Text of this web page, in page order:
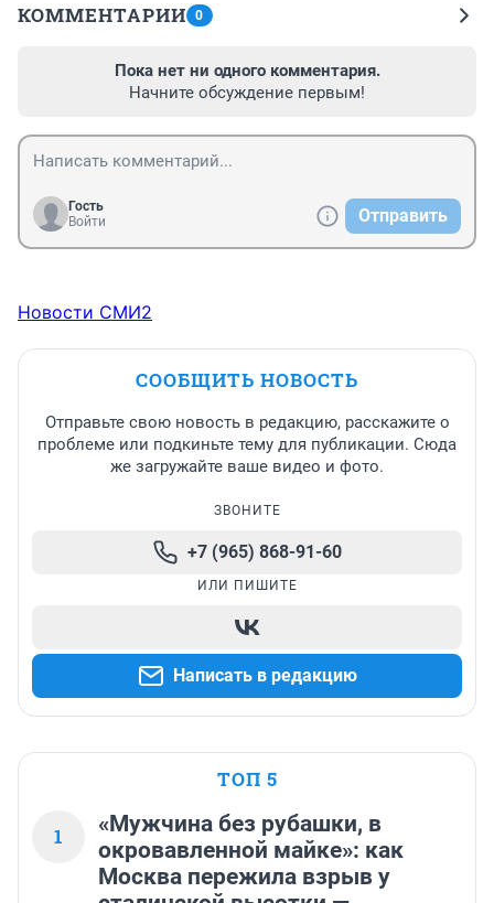
КОММЕНТАРИИ 0
Пока нет ни одного комментария.
Начните обсуждение первым!
Гость
Войти
Отправить
Новости СМИ2
СООБЩИТЬ НОВОСТЬ
Отправьте свою новость в редакцию, расскажите о
проблеме или подкиньте тему для публикации. Сюда
же загружайте ваше видео и фото.
ЗВОНИТЕ
+7 (965) 868-91-60
ИЛИ ПИШИТЕ
Написать в редакцию
ТОП 5
1
«Мужчина без рубашки, в
окровавленной майке»: как
Москва пережила взрыв у